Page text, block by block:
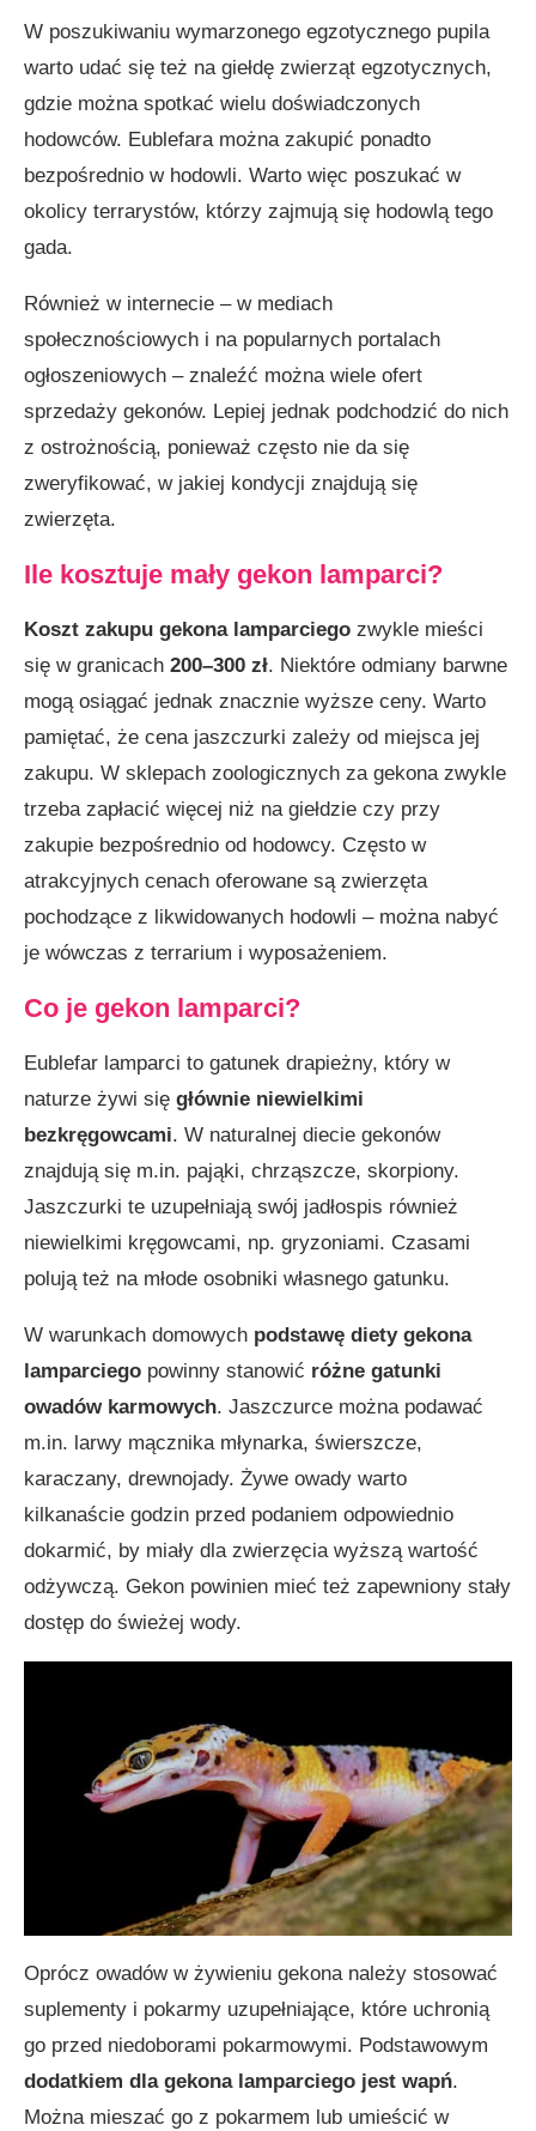
W poszukiwaniu wymarzonego egzotycznego pupila
warto udać się też na giełdę zwierząt egzotycznych,
gdzie można spotkać wielu doświadczonych
hodowców. Eublefara można zakupić ponadto
bezpośrednio w hodowli. Warto więc poszukać w
okolicy terrarystów, którzy zajmują się hodowlą tego
gada.
Również w internecie – w mediach
społecznościowych i na popularnych portalach
ogłoszeniowych – znaleźć można wiele ofert
sprzedaży gekonów. Lepiej jednak podchodzić do nich
z ostrożnością, ponieważ często nie da się
zweryfikować, w jakiej kondycji znajdują się
zwierzęta.
Ile kosztuje mały gekon lamparci?
Koszt zakupu gekona lamparciego zwykle mieści
się w granicach 200–300 zł. Niektóre odmiany barwne
mogą osiągać jednak znacznie wyższe ceny. Warto
pamiętać, że cena jaszczurki zależy od miejsca jej
zakupu. W sklepach zoologicznych za gekona zwykle
trzeba zapłacić więcej niż na giełdzie czy przy
zakupie bezpośrednio od hodowcy. Często w
atrakcyjnych cenach oferowane są zwierzęta
pochodzące z likwidowanych hodowli – można nabyć
je wówczas z terrarium i wyposażeniem.
Co je gekon lamparci?
Eublefar lamparci to gatunek drapieżny, który w
naturze żywi się głównie niewielkimi
bezkręgowcami. W naturalnej diecie gekonów
znajdują się m.in. pająki, chrząszcze, skorpiony.
Jaszczurki te uzupełniają swój jadłospis również
niewielkimi kręgowcami, np. gryzoniami. Czasami
polują też na młode osobniki własnego gatunku.
W warunkach domowych podstawę diety gekona
lamparciego powinny stanowić różne gatunki
owadów karmowych. Jaszczurce można podawać
m.in. larwy mącznika młynarka, świerszcze,
karaczany, drewnojady. Żywe owady warto
kilkanaście godzin przed podaniem odpowiednio
dokarmić, by miały dla zwierzęcia wyższą wartość
odżywczą. Gekon powinien mieć też zapewniony stały
dostęp do świeżej wody.
Oprócz owadów w żywieniu gekona należy stosować
suplementy i pokarmy uzupełniające, które uchronią
go przed niedoborami pokarmowymi. Podstawowym
dodatkiem dla gekona lamparciego jest wapń.
Można mieszać go z pokarmem lub umieścić w